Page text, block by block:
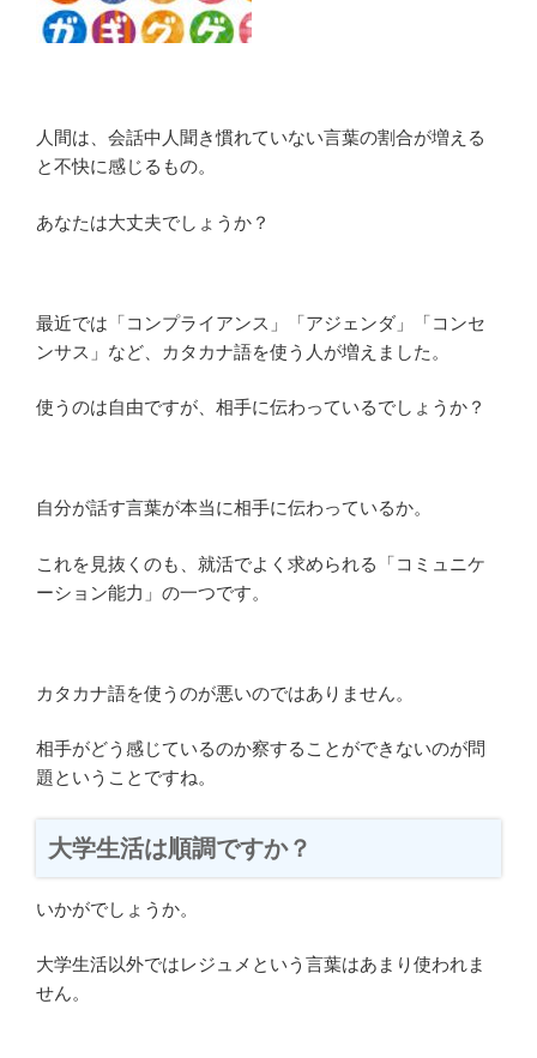
人間は、会話中人聞き慣れていない言葉の割合が増える
と不快に感じるもの。
あなたは大丈夫でしょうか？
最近では「コンプライアンス」「アジェンダ」「コンセ
ンサス」など、カタカナ語を使う人が増えました。
使うのは自由ですが、相手に伝わっているでしょうか？
自分が話す言葉が本当に相手に伝わっているか。
これを見抜くのも、就活でよく求められる「コミュニケ
ーション能力」の一つです。
カタカナ語を使うのが悪いのではありません。
相手がどう感じているのか察することができないのが問
題ということですね。
大学生活は順調ですか？
いかがでしょうか。
大学生活以外ではレジュメという言葉はあまり使われま
せん。